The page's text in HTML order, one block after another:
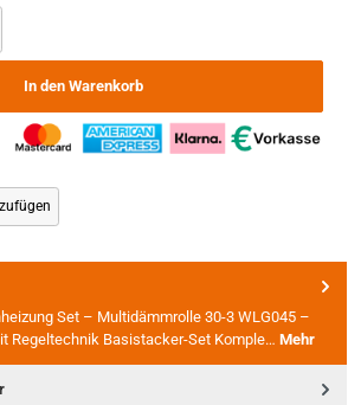
Produkt Anzahl: Gib den gewünschten Wert ein oder
In den Warenkorb
Set – Multidämmrolle 30-3 WLG045 –
Regeltechnik Basistacker-Set Komple… Mehr